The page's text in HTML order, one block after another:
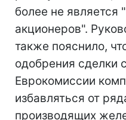
более не является
акционеров".
также пояснило,
одобрения сделки
Еврокомиссии
избавляться от
производящих